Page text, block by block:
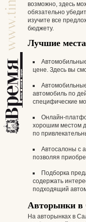
возможно, здесь
обязательно
изучите все
бюджету.
Лучшие
цене. Здесь вы
автомобиль по
специфические
Онлайн-
хорошим местом
по
Автосалоны с
позволяя
Подборка
содержать
подходящий
Авторынки в
На авторынках в